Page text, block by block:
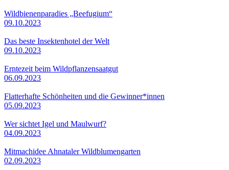
Wildbienenparadies „Beefugium“
09.10.2023
Das beste Insektenhotel der Welt
09.10.2023
Erntezeit beim Wildpflanzensaatgut
06.09.2023
Flatterhafte Schönheiten und die Gewinner*innen
05.09.2023
Wer sichtet Igel und Maulwurf?
04.09.2023
Mitmachidee Ahnataler Wildblumengarten
02.09.2023